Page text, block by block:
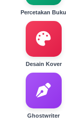
Percetakan Buku
Desain Kover
Ghostwriter